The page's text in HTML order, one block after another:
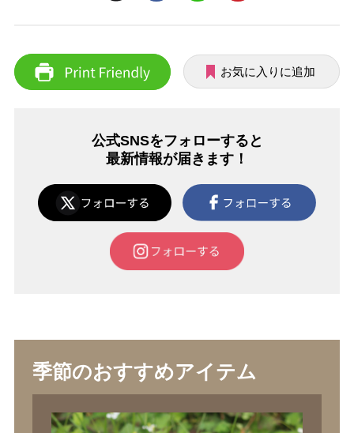
お気に入りに追加
公式SNSをフォローすると
最新情報が届きます！
季節のおすすめアイテム